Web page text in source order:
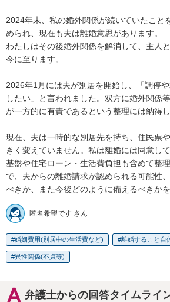
2024年末、私の婚外関係が続いていたこと
められ、現在も夫は離婚意思があります。
わたしはその後婚外関係を解消して、主人
今に至ります。
2026年1月には夫が別居を開始し、「調停
したい」と言われました。双方に婚外関係
が一方的に有責であるという整理には納得し
現在、夫は一時的な別居先を持ち、住民票
きく変えていません。私は離婚には同意し
基盤や住宅ローン・生活費負担も含めて整
で、夫からの離婚請求が認められる可能性
べきか、また今後どのように備えるべきかを
匿名希望です さん
婚姻費用(別居中の生活費など) 離婚すること自
異性関係(不貞等)
弁護士からの回答タイムライ